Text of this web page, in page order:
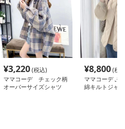
¥3,220(税込)
ママコーデ チェック柄
オーバーサイズシャツ
¥8,800(税
ママコーデ ふ
綿キルトジャ